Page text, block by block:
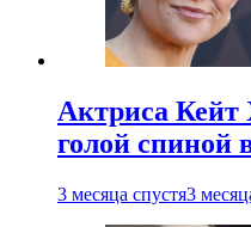
Актриса Кейт
голой спиной
3 месяца спустя3